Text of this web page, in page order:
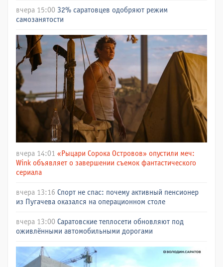
вчера 15:00 32% саратовцев одобряют режим
самозанятости
вчера 14:01 «Рыцари Сорока Островов» опустили меч:
Wink объявляет о завершении съемок фантастического
сериала
вчера 13:16 Спорт не спас: почему активный пенсионер
из Пугачева оказался на операционном столе
вчера 13:00 Саратовские теплосети обновляют под
оживлёнными автомобильными дорогами